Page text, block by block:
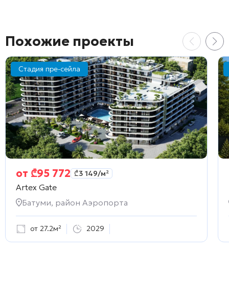
Похожие проекты
Стадия пре-сейла
от ₾95 772 ₾3 149/м²
Artex Gate
Батуми, район Аэропорта
от 27.2м² 2029